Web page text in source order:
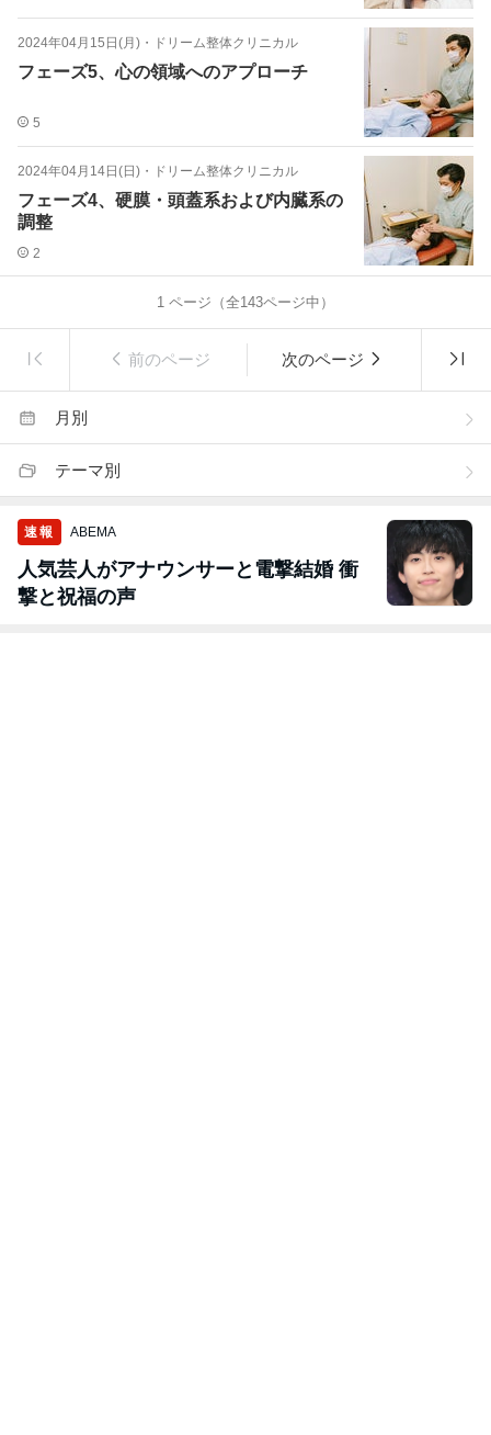
2024年04月15日(月) ・ ドリーム整体クリニカル
フェーズ5、心の領域へのアプローチ
5
2024年04月14日(日) ・ ドリーム整体クリニカル
フェーズ4、硬膜・頭蓋系および内臓系の
調整
2
1 ページ（全143ページ中）
前のページ 次のページ
月別
テーマ別
速報 ABEMA
人気芸人がアナウンサーと電撃結婚 衝
撃と祝福の声